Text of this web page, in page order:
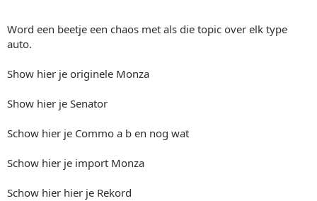
Word een beetje een chaos met als die topic over elk type
auto.
Show hier je originele Monza
Show hier je Senator
Schow hier je Commo a b en nog wat
Schow hier je import Monza
Schow hier hier je Rekord